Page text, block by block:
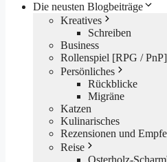
Die neusten Blogbeiträge
Kreatives
Schreiben
Business
Rollenspiel [RPG / PnP]
Persönliches
Rückblicke
Migräne
Katzen
Kulinarisches
Rezensionen und
Reise